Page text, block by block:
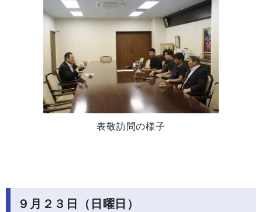
表敬訪問の様子
９月２３日（日曜日）